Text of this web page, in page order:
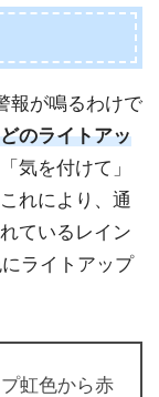
報が鳴るわけで
のライトアッ
気を付けて」
れにより、通
ているレイン
ライトアップ
虹色から赤